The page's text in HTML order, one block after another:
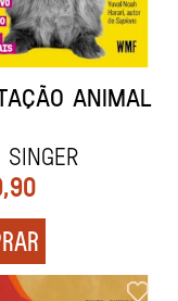
ANIMAL
Singer